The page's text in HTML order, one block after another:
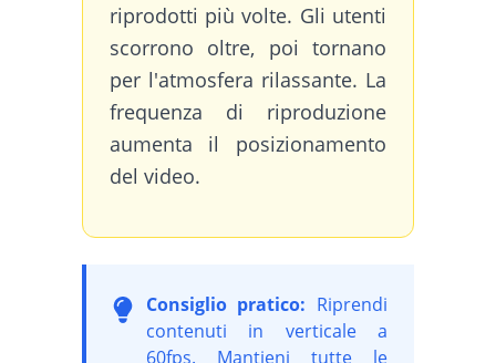
riprodotti più volte. Gli utenti
scorrono oltre, poi tornano
per l'atmosfera rilassante. La
frequenza di riproduzione
aumenta il posizionamento
del video.
Consiglio pratico: Riprendi
contenuti in verticale a
60fps. Mantieni tutte le